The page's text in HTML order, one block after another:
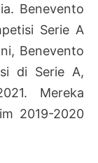
Benevento
Serie A
Benevento
di Serie A,
Mereka
2019-2020